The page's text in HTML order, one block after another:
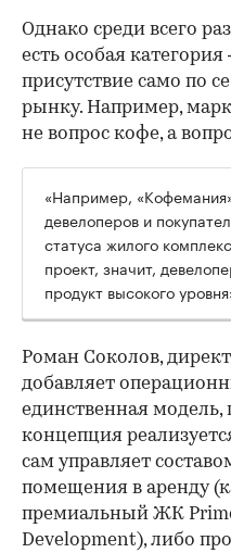
Однако среди всего
есть особая
присутствие само по
рынку. Например,
не вопрос кофе, а
«Например,
девелоперов и
статуса жилого
проект, значит,
продукт высокого
Роман Соколов,
добавляет
единственная
концепция
сам управляет
помещения в аренду
премиальный ЖК
Development), либо